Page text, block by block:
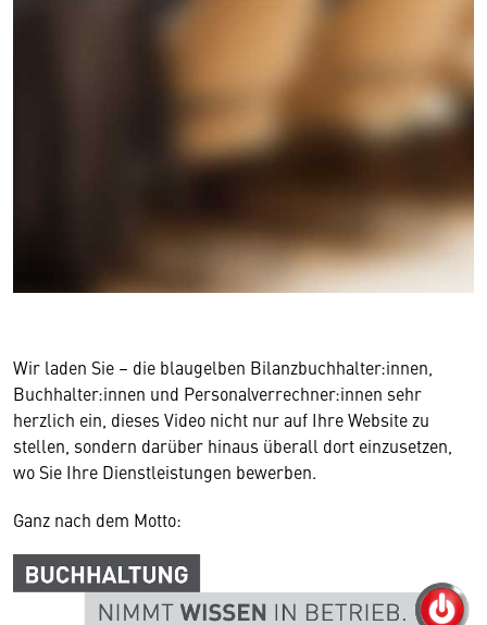
Wir laden Sie – die blaugelben Bilanzbuchhalter:innen,
Buchhalter:innen und Personalverrechner:innen sehr
herzlich ein, dieses Video nicht nur auf Ihre Website zu
stellen, sondern darüber hinaus überall dort einzusetzen,
wo Sie Ihre Dienstleistungen bewerben.
Ganz nach dem Motto: